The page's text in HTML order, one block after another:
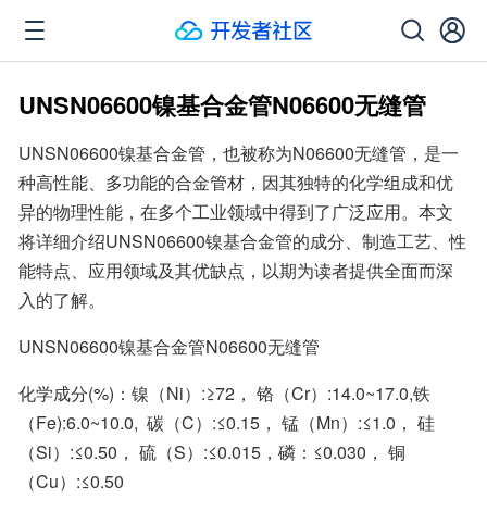
UNSN06600镍基合金管N06600无缝管
UNSN06600镍基合金管，也被称为N06600无缝管，是一
种高性能、多功能的合金管材，因其独特的化学组成和优
异的物理性能，在多个工业领域中得到了广泛应用。本文
将详细介绍UNSN06600镍基合金管的成分、制造工艺、性
能特点、应用领域及其优缺点，以期为读者提供全面而深
入的了解。
UNSN06600镍基合金管N06600无缝管
化学成分(%)：镍（Ni）:≥72， 铬（Cr）:14.0~17.0,铁
（Fe):6.0~10.0,  碳（C）:≤0.15， 锰（Mn）:≤1.0， 硅
（Si）:≤0.50， 硫（S）:≤0.015，磷：≤0.030， 铜
（Cu）:≤0.50